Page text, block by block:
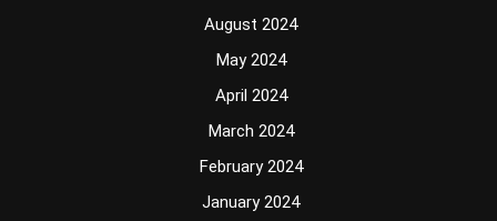
August 2024
May 2024
April 2024
March 2024
February 2024
January 2024